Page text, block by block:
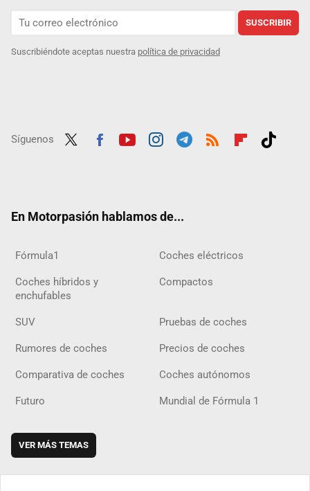
SUSCRIBIR
Suscribiéndote aceptas nuestra política de privacidad
Síguenos
En Motorpasión hablamos de...
Fórmula1 Coches eléctricos
Coches híbridos y
enchufables
Compactos
SUV Pruebas de coches
Rumores de coches Precios de coches
Comparativa de coches Coches autónomos
Futuro Mundial de Fórmula 1
VER MÁS TEMAS